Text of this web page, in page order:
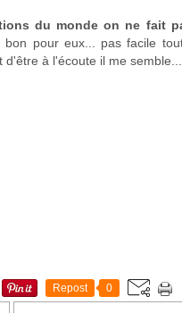
du monde on ne fait
pour eux... pas facile
à l'écoute il me semble...
Repost 0